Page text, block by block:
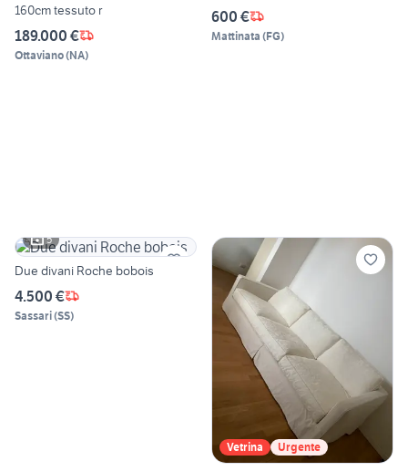
160cm tessuto r
189.000 €
Ottaviano(NA)
600 €
Mattinata (FG)
5
Due divani Roche bobois
4.500 €
Sassari(SS)
Vetrina Urgente